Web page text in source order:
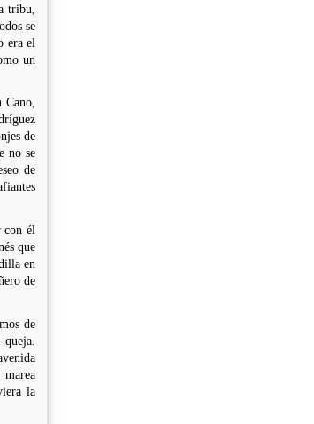
tribu,
se
era el
un
Cano,
de
no se
de
con él
que
en
de
de
la